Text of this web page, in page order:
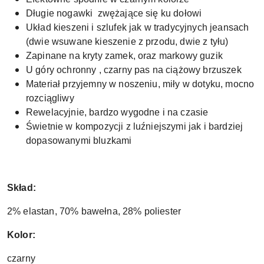
Długie nogawki zwężające się ku dołowi
Układ kieszeni i szlufek jak w tradycyjnych jeansach
(dwie wsuwane kieszenie z przodu, dwie z tyłu)
Zapinane na kryty zamek, oraz markowy guzik
U góry ochronny , czarny pas na ciążowy brzuszek
Materiał przyjemny w noszeniu, miły w dotyku, mocno
rozciągliwy
Rewelacyjnie, bardzo wygodne i na czasie
Świetnie w kompozycji z luźniejszymi jak i bardziej
dopasowanymi bluzkami
Skład:
2% elastan, 70% bawełna, 28% poliester
Kolor:
czarny